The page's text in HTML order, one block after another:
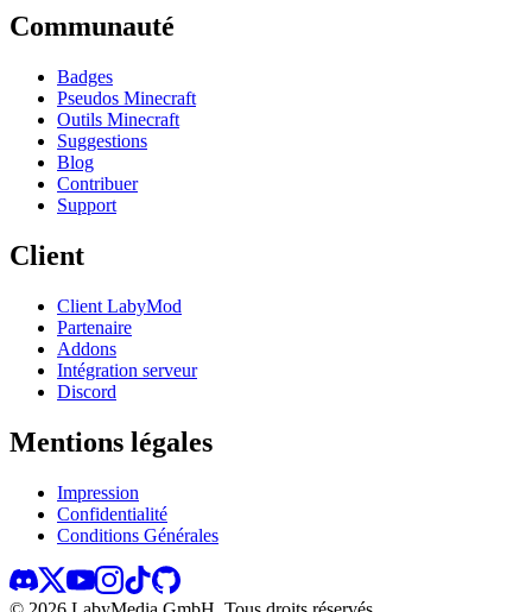
Communauté
Badges
Pseudos Minecraft
Outils Minecraft
Suggestions
Blog
Contribuer
Support
Client
Client LabyMod
Partenaire
Addons
Intégration serveur
Discord
Mentions légales
Impression
Confidentialité
Conditions Générales